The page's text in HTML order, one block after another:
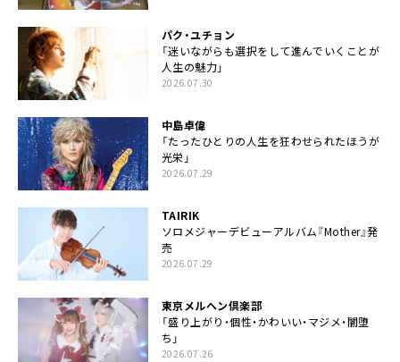
パク・ユチョン
「迷いながらも選択をして進んでいくことが
人生の魅力」
2026.07.30
中島卓偉
「たったひとりの人生を狂わせられたほうが
光栄」
2026.07.29
TAIRIK
ソロメジャーデビューアルバム『Mother』発
売
2026.07.29
東京メルヘン倶楽部
「盛り上がり・個性・かわいい・マジメ・闇堕
ち」
2026.07.26